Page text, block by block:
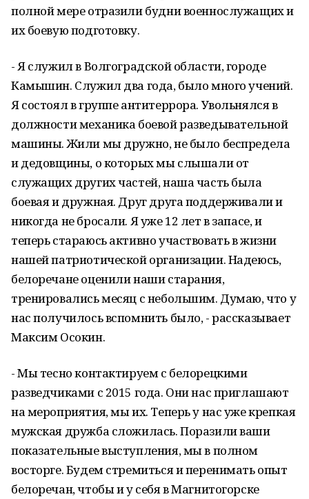
полной мере отразили будни военнослужащих и
их боевую подготовку.
- Я служил в Волгоградской области, городе
Камышин. Служил два года, было много учений.
Я состоял в группе антитеррора. Увольнялся в
должности механика боевой разведывательной
машины. Жили мы дружно, не было беспредела
и дедовщины, о которых мы слышали от
служащих других частей, наша часть была
боевая и дружная. Друг друга поддерживали и
никогда не бросали. Я уже 12 лет в запасе, и
теперь стараюсь активно участвовать в жизни
нашей патриотической организации. Надеюсь,
белоречане оценили наши старания,
тренировались месяц с небольшим. Думаю, что у
нас получилось вспомнить было, - рассказывает
Максим Осокин.
- Мы тесно контактируем с белорецкими
разведчиками с 2015 года. Они нас приглашают
на мероприятия, мы их. Теперь у нас уже крепкая
мужская дружба сложилась. Поразили ваши
показательные выступления, мы в полном
восторге. Будем стремиться и перенимать опыт
белоречан, чтобы и у себя в Магнитогорске